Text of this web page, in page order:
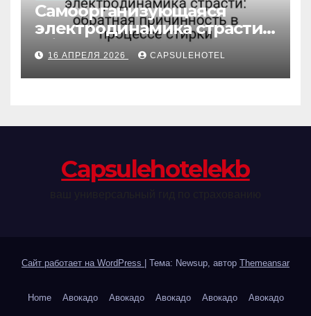
Самоорганизующаяся
электродинамика страсти:
обратная причинность в
процессе стирки
16 АПРЕЛЯ 2026 CAPSULEHOTEL
Сapsulehotelekb
Сайт работает на WordPress Тема: Newsup, автор Themeansar
Home Авокадо Авокадо Авокадо Авокадо Авокадо